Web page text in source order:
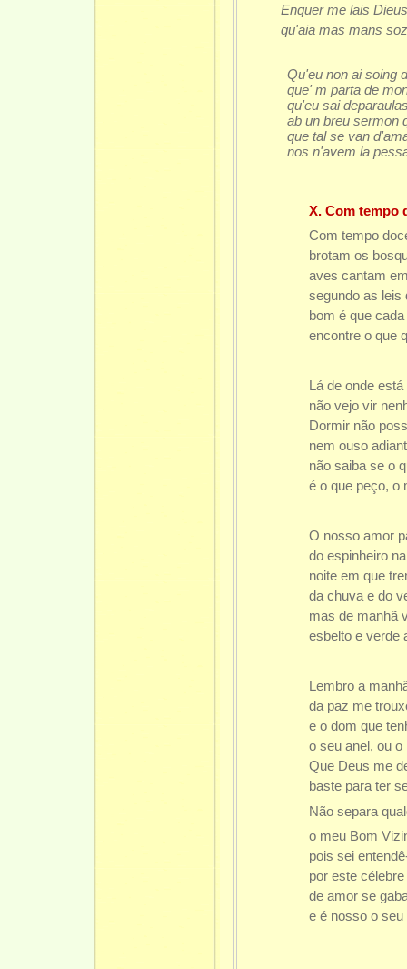
Enquer me lais
qu'aia mas mans
Qu'eu non ai soing
que' m parta de
qu'eu sai
ab un breu sermon
que tal se van
nos n'avem la
X. Com tempo
Com tempo
brotam os
aves cantam
segundo as leis
bom é que
encontre o que
Lá de onde
não vejo vir
Dormir não
nem ouso
não saiba se o
é o que peço, o
O nosso amor
do espinheiro
noite em que
da chuva e do
mas de manhã
esbelto e verde
Lembro a
da paz me
e o dom que
o seu anel, ou o
Que Deus me
baste para ter
Não separa
o meu Bom
pois sei
por este célebre
de amor se
e é nosso o